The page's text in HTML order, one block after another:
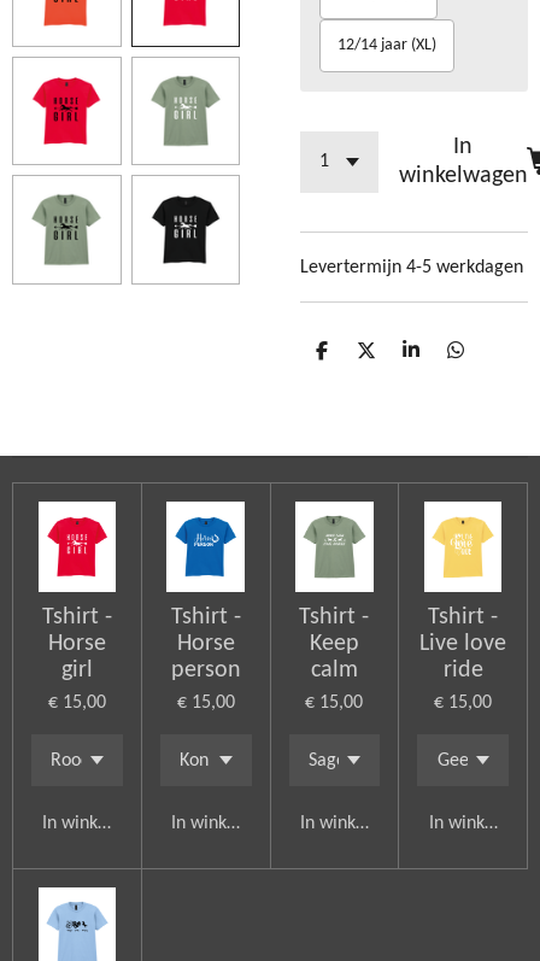
12/14 jaar (XL)
In
winkelwagen
Levertermijn 4-5 werkdagen
D
D
S
D
Tshirt -
Horse
girl
€ 15,00
In winkelwagen
Tshirt -
Horse
person
€ 15,00
In winkelwagen
Tshirt -
Keep
calm
€ 15,00
In winkelwagen
Tshirt -
Live love
ride
€ 15,00
In